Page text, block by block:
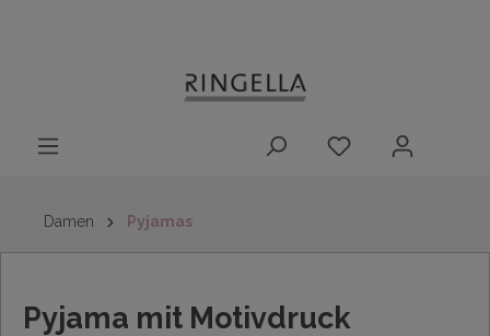
Damen Pyjamas
Pyjama mit Motivdruck